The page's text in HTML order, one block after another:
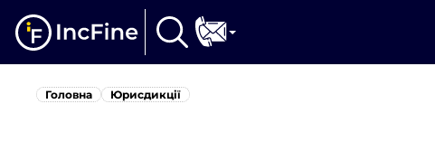
Головна Юрисдикції